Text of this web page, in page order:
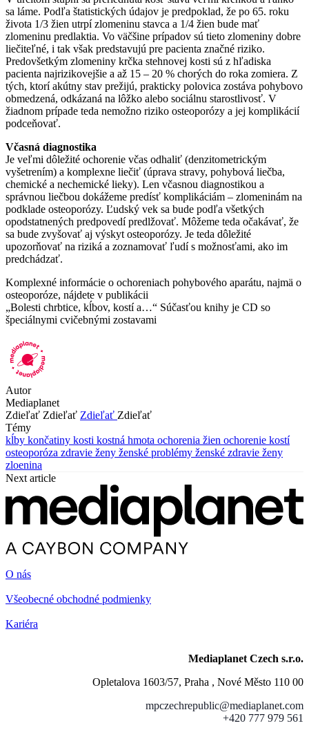
sa láme. Podľa štatistických údajov je predpoklad, že po 65. roku
života 1/3 žien utrpí zlomeninu stavca a 1/4 žien bude mať
zlomeninu predlaktia. Vo väčšine prípadov sú tieto zlomeniny dobre
liečiteľné, i tak však predstavujú pre pacienta značné riziko.
Predovšetkým zlomeniny krčka stehnovej kosti sú z hľadiska
pacienta najrizikovejšie a až 15 – 20 % chorých do roka zomiera. Z
tých, ktorí akútny stav prežijú, prakticky polovica zostáva pohybovo
obmedzená, odkázaná na lôžko alebo sociálnu starostlivosť. V
žiadnom prípade teda nemožno riziko osteoporózy a jej komplikácií
podceňovať.
Včasná diagnostika
Je veľmi dôležité ochorenie včas odhaliť (denzitometrickým
vyšetrením) a komplexne liečiť (úprava stravy, pohybová liečba,
chemické a nechemické lieky). Len včasnou diagnostikou a
správnou liečbou dokážeme predísť komplikáciám – zlomeninám na
podklade osteoporózy. Ľudský vek sa bude podľa všetkých
opodstatnených predpovedí predlžovať. Môžeme teda očakávať, že
sa bude zvyšovať aj výskyt osteoporózy. Je teda dôležité
upozorňovať na riziká a zoznamovať ľudí s možnosťami, ako im
predchádzať.
Komplexné informácie o ochoreniach pohybového aparátu, najmä o
osteoporóze, nájdete v publikácii
„Bolesti chrbtice, kĺbov, kostí a…“ Súčasťou knihy je CD so
špeciálnymi cvičebnými zostavami
Autor
Mediaplanet
Zdieľať Zdieľať Zdieľať Zdieľať
Témy
kĺby končatiny kosti kostná hmota ochorenia žien ochorenie kostí
osteoporóza zdravie ženy ženské problémy ženské zdravie ženy
zloenina
Next article
O nás
Všeobecné obchodné podmienky
Kariéra
Mediaplanet Czech s.r.o.
Opletalova 1603/57, Praha , Nové Město 110 00
mpczechrepublic@mediaplanet.com
+420 777 979 561